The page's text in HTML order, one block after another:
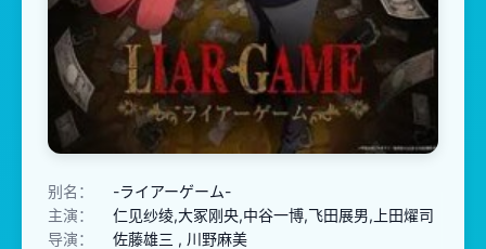
别名：
-ライアーゲーム-
主演：
仁见纱绫,大冢刚央,中谷一博,飞田展男,上田燿司
导演：
佐藤雄三 , 川野麻美